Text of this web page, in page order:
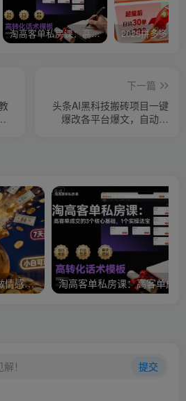
淘高客单私房课：高客单成交的3个核心基础，1个实操法宝
下一篇
头条AI黑科技搬砖项目一键
爆改各平台爆文，自动排
公众号冷门赛道，用AI做情感漫画，7天开通流量主，操作简单，小白可玩
！ 提交